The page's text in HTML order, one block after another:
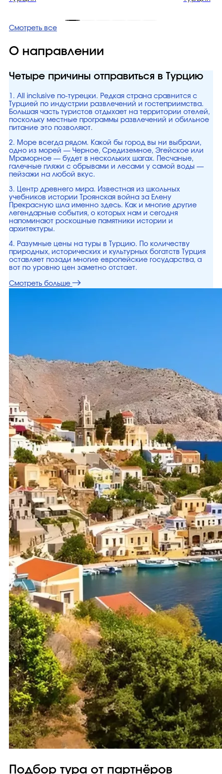
Смотреть все
О направлении
Четыре причины отправиться в Турцию
1. All inclusive по-турецки. Редкая страна сравнится с
Турцией по индустрии развлечений и гостеприимства.
Большая часть туристов отдыхает на территории отелей,
поскольку местные программы развлечений и обильное
питание это позволяют.
2. Море всегда рядом. Какой бы город вы ни выбрали,
одно из морей — Черное, Средиземное, Эгейское или
Мраморное — будет в нескольких шагах. Песчаные,
галечные пляжи с обрывами и лесами у самой воды —
пейзажи на любой вкус.
3. Центр древнего мира. Известная из школьных
учебников истории Троянская война за Елену
Прекрасную шла именно здесь. Как и многие другие
легендарные события, о которых нам и сегодня
напоминают роскошные памятники истории и
архитектуры.
4. Разумные цены на туры в Турцию. По количеству
природных, исторических и культурных богатств Турция
оставляет позади многие европейские государства, а
вот по уровню цен заметно отстает.
Смотреть больше
Подбор тура от партнёров